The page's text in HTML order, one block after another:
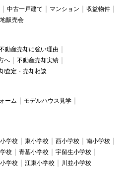
中古一戸建て マンション
収益物件
販売会
動産売却に強い理由
へ
不動産売却実績
査定・売却相談
ーム
モデルハウス見学
学校 東小学校 西小学校
南小学校
校 青墓小学校
宇留生小学校
学校 江東小学校 川並小学校